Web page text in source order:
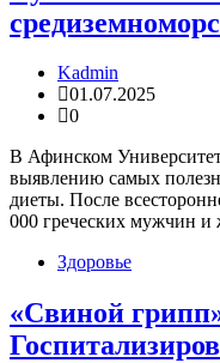
Kadmin
01.07.2025
0
В Афинском
выявлению самых
диеты. После
000 греческих мужчин
Здоровье
«Свиной